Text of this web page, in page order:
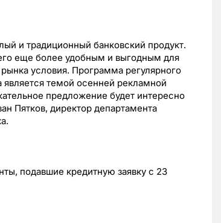
и традиционный банковский продукт.
еще более удобным и выгодным для
условия. Программа регулярного
темой осенней рекламной
предложение будет интересно
Пятков, директор департамента
подавшие кредитную заявку с 23